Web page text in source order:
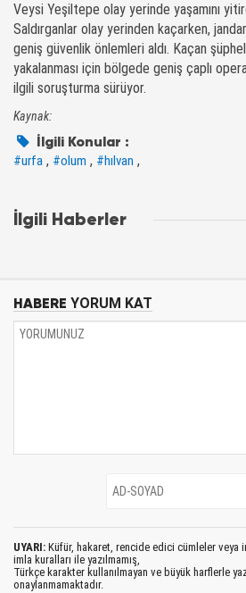
Veysi Yeşiltepe olay yerinde yaşamını
Saldırganlar olay yerinden kaçarken,
geniş güvenlik önlemleri aldı. Kaçan
yakalanması için bölgede geniş çaplı
ilgili soruşturma sürüyor.
Kaynak:
İlgili Konular :
#urfa , #olum , #hılvan ,
İlgili Haberler
HABERE YORUM KAT
UYARI: Küfür, hakaret, rencide edici cümleler veya
imla kuralları ile yazılmamış,
Türkçe karakter kullanılmayan ve büyük harflerle
onaylanmamaktadır.